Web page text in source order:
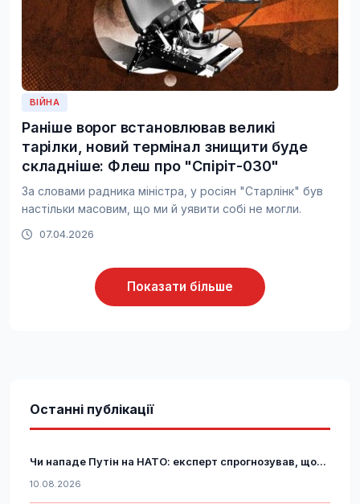
ВІЙНА
Раніше ворог встановлював великі
тарілки, новий термінал знищити буде
складніше: Флеш про "Спіріт-030"
За словами радника міністра, у росіян "Старлінк" був
настільки масовим, що ми й уявити собі не могли.
07.04.2026
Показати більше
Останні публікації
Чи нападе Путін на НАТО: експерт спрогнозував, що...
10.08.2026